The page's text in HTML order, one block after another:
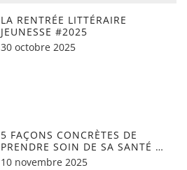
LA RENTRÉE LITTÉRAIRE
JEUNESSE #2025
30 octobre 2025
5 FAÇONS CONCRÈTES DE
PRENDRE SOIN DE SA SANTÉ …
10 novembre 2025